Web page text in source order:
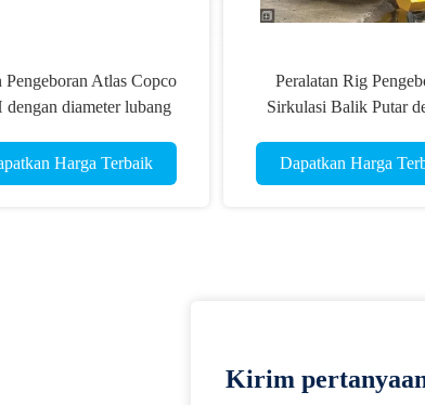
Pengeboran Atlas Copco
diameter lubang
mm
Harga Terbaik
Peralatan Rig
Sirkulasi Balik Putar
Dapatkan Harga
Kirim